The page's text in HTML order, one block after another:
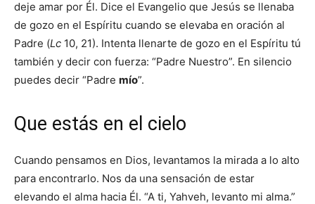
deje amar por Él. Dice el Evangelio que Jesús se llenaba
de gozo en el Espíritu cuando se elevaba en oración al
Padre (Lc 10, 21). Intenta llenarte de gozo en el Espíritu tú
también y decir con fuerza: “Padre Nuestro”. En silencio
puedes decir “Padre mío”.
Que estás en el cielo
Cuando pensamos en Dios, levantamos la mirada a lo alto
para encontrarlo. Nos da una sensación de estar
elevando el alma hacia Él. “A ti, Yahveh, levanto mi alma.”